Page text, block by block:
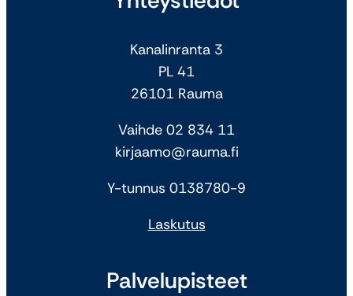
Kanalinranta 3
PL 41
26101 Rauma
Vaihde 02 834 11
kirjaamo@rauma.fi
Y-tunnus 0138780-9
Laskutus
Palvelupisteet